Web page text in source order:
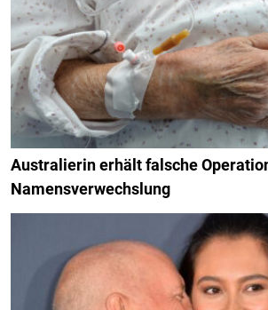
Australierin erhält falsche
Namensverwechslung